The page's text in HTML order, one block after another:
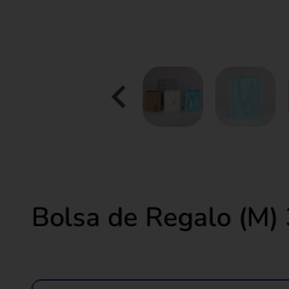
Bolsa de Regalo